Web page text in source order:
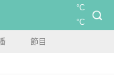
°C
°C
節目